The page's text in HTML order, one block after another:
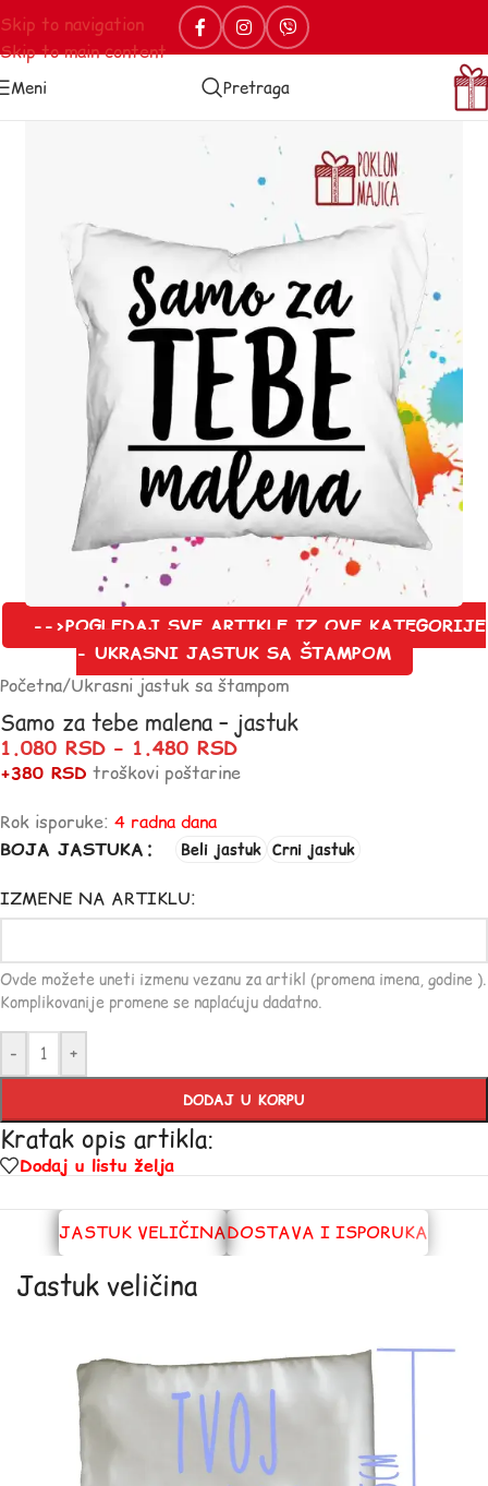
Skip to navigation
Skip to main content
Meni Pretraga
-->POGLEDAJ SVE ARTIKLE IZ OVE KATEGORIJE
- UKRASNI JASTUK SA ŠTAMPOM
Početna/Ukrasni jastuk sa štampom
Samo za tebe malena – jastuk
1.080 RSD – 1.480 RSD
+380 RSD troškovi poštarine
Rok isporuke: 4 radna dana
BOJA JASTUKA
Beli jastuk Crni jastuk
IZMENE NA ARTIKLU:
Ovde možete uneti izmenu vezanu za artikl (promena imena, godine ).
Komplikovanije promene se naplaćuju dadatno.
- +
DODAJ U KORPU
Kratak opis artikla:
Dodaj u listu želja
JASTUK VELIČINADOSTAVA I ISPORUKA
Jastuk veličina